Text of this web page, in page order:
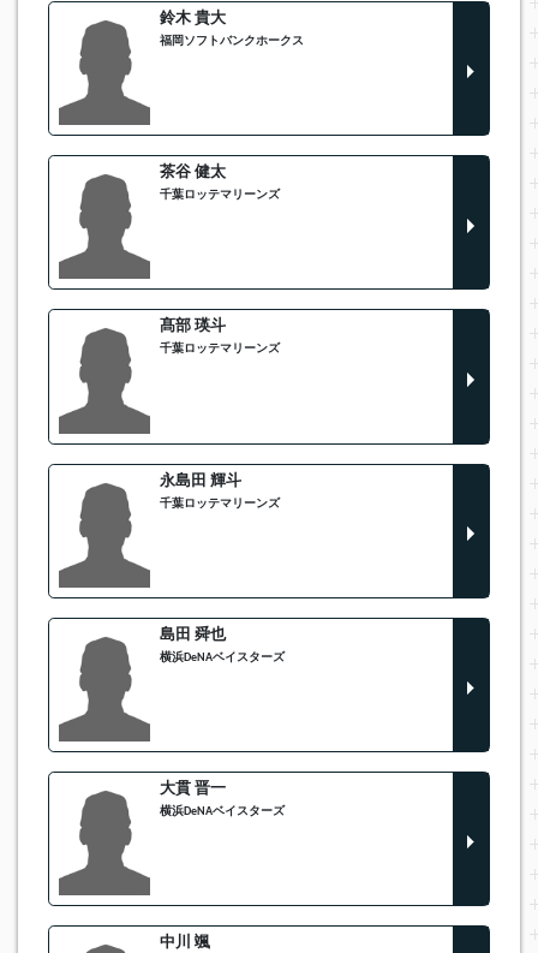
鈴木 貴大
福岡ソフトバンクホークス
茶谷 健太
千葉ロッテマリーンズ
髙部 瑛斗
千葉ロッテマリーンズ
永島田 輝斗
千葉ロッテマリーンズ
島田 舜也
横浜DeNAベイスターズ
大貫 晋一
横浜DeNAベイスターズ
中川 颯